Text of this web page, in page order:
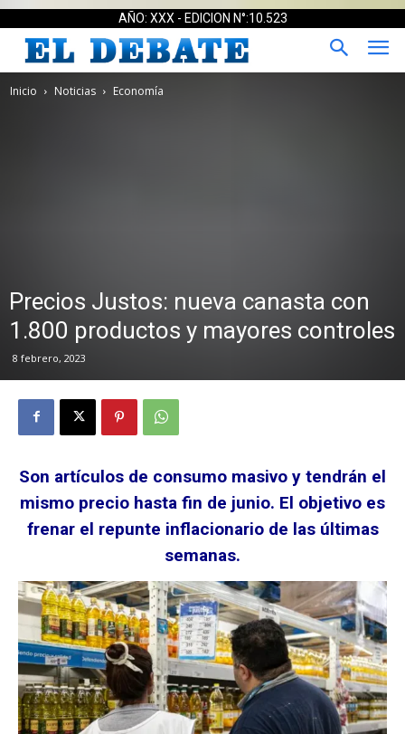
AÑO: XXX - EDICION N°:10.523
Inicio Noticias Economía
Precios Justos: nueva canasta con
1.800 productos y mayores controles
8 febrero, 2023
Son artículos de consumo masivo y tendrán el
mismo precio hasta fin de junio. El objetivo es
frenar el repunte inflacionario de las últimas
semanas.